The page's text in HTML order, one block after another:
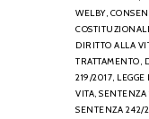
WELBY,
DIRITTO ALLA
TRATTAMENTO,
219/2017,
VITA,
SENTENZA 242/